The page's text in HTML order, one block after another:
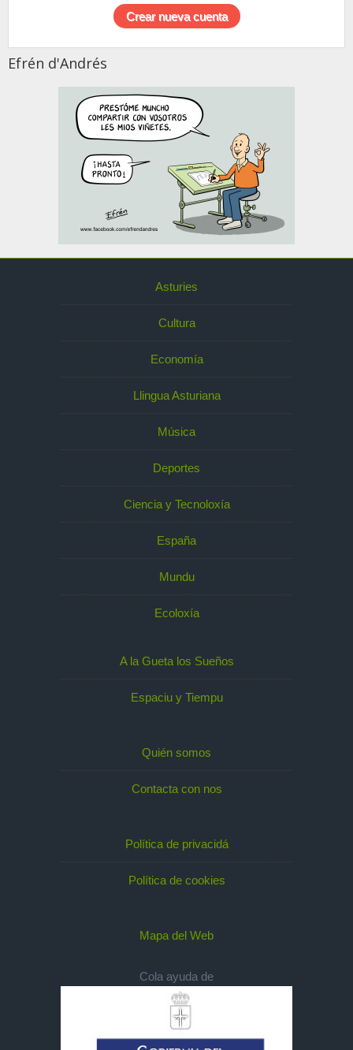
Efrén d'Andrés
Asturies
Cultura
Economía
Llingua Asturiana
Música
Deportes
Ciencia y Tecnoloxía
España
Mundu
Ecoloxía
A la Gueta los Sueños
Espaciu y Tiempu
Quién somos
Contacta con nos
Política de privacidá
Política de cookies
Mapa del Web
Cola ayuda de